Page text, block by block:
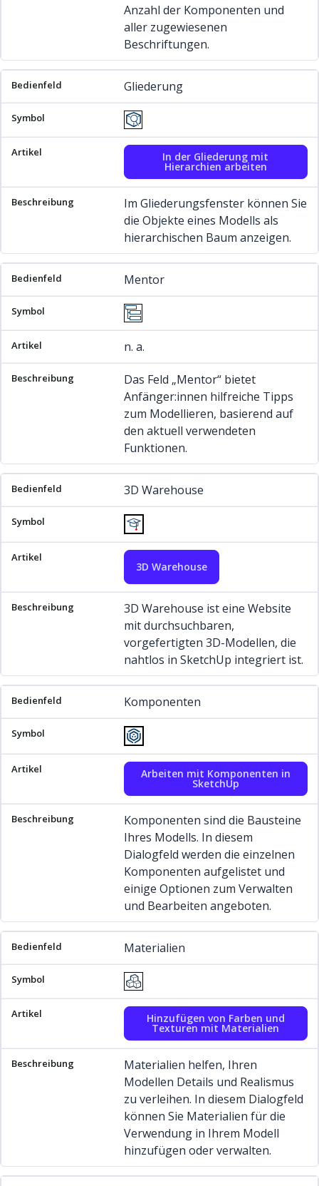
Anzahl der Komponenten und
aller zugewiesenen
Beschriftungen.
Gliederung
In der Gliederung mit
Hierarchien arbeiten
Im Gliederungsfenster können Sie
die Objekte eines Modells als
hierarchischen Baum anzeigen.
Mentor
n. a.
Das Feld „Mentor“ bietet
Anfänger:innen hilfreiche Tipps
zum Modellieren, basierend auf
den aktuell verwendeten
Funktionen.
3D Warehouse
3D Warehouse
3D Warehouse ist eine Website
mit durchsuchbaren,
vorgefertigten 3D-Modellen, die
nahtlos in SketchUp integriert ist.
Komponenten
Arbeiten mit Komponenten in
SketchUp
Komponenten sind die Bausteine
Ihres Modells. In diesem
Dialogfeld werden die einzelnen
Komponenten aufgelistet und
einige Optionen zum Verwalten
und Bearbeiten angeboten.
Materialien
Hinzufügen von Farben und
Texturen mit Materialien
Materialien helfen, Ihren
Modellen Details und Realismus
zu verleihen. In diesem Dialogfeld
können Sie Materialien für die
Verwendung in Ihrem Modell
hinzufügen oder verwalten.